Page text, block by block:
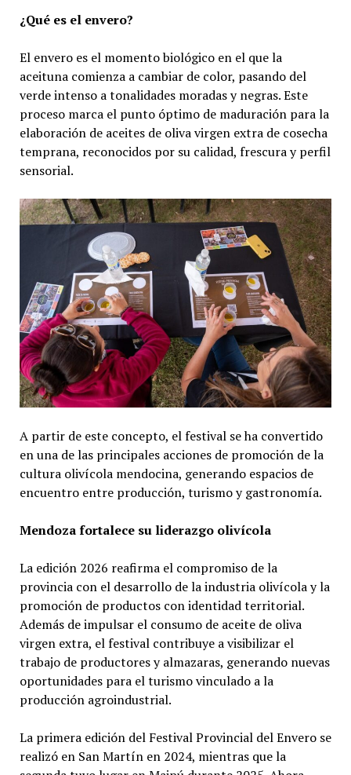
¿Qué es el envero?
El envero es el momento biológico en el que la
aceituna comienza a cambiar de color, pasando del
verde intenso a tonalidades moradas y negras. Este
proceso marca el punto óptimo de maduración para la
elaboración de aceites de oliva virgen extra de cosecha
temprana, reconocidos por su calidad, frescura y perfil
sensorial.
A partir de este concepto, el festival se ha convertido
en una de las principales acciones de promoción de la
cultura olivícola mendocina, generando espacios de
encuentro entre producción, turismo y gastronomía.
Mendoza fortalece su liderazgo olivícola
La edición 2026 reafirma el compromiso de la
provincia con el desarrollo de la industria olivícola y la
promoción de productos con identidad territorial.
Además de impulsar el consumo de aceite de oliva
virgen extra, el festival contribuye a visibilizar el
trabajo de productores y almazaras, generando nuevas
oportunidades para el turismo vinculado a la
producción agroindustrial.
La primera edición del Festival Provincial del Envero se
realizó en San Martín en 2024, mientras que la